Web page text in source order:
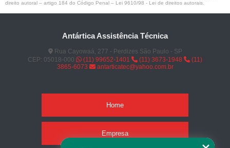
direito autoral – artigo 184 do Código Penal – Lei 9610/98 - Lei de direitos autorais
Antártica Assistência Técnica
Rua Cayowaá, 277 - Perdizes São Paulo - SP
CEP: 05018-000
(11) 99652-1401 (11) 3673-1948
(11)
3865-6073
antarticatec@yahoo.com.br
Home
Empresa